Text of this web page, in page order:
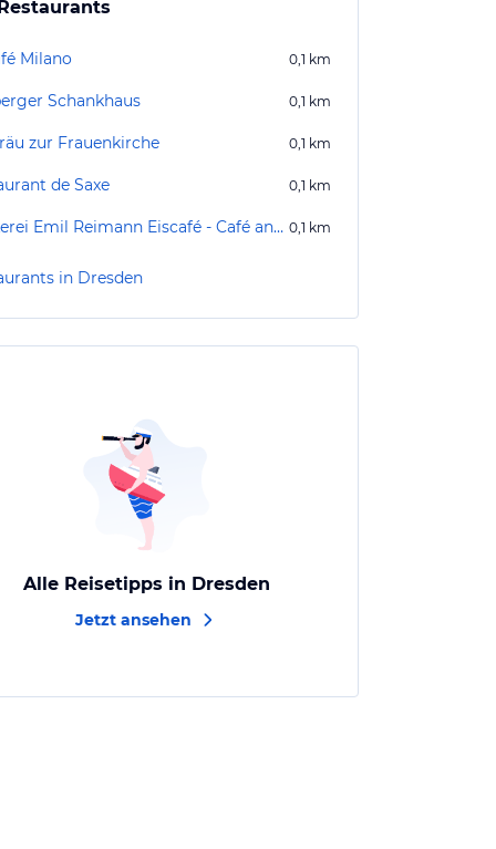
Milano 0,1 km
Schankhaus 0,1 km
zur Frauenkirche 0,1 km
de Saxe 0,1 km
Bäckerei Emil Reimann Eiscafé - Café an der Frauenkirche 0,1 km
in Dresden
Alle Reisetipps in Dresden
Jetzt ansehen